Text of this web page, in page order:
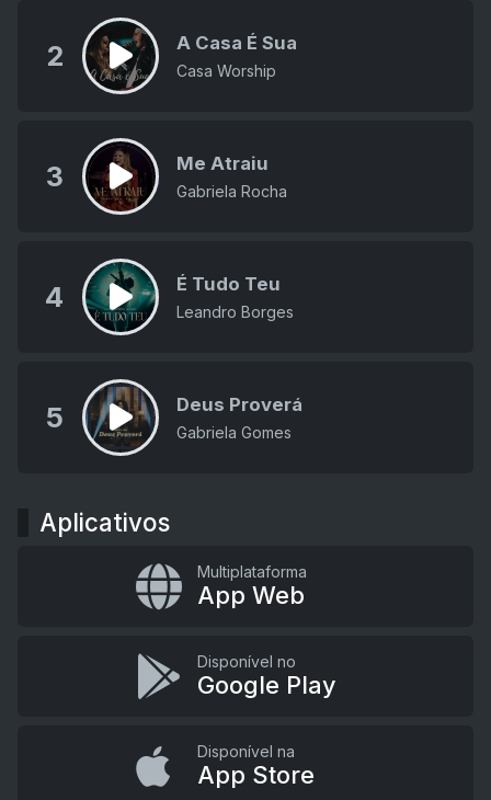
2 A Casa É Sua
Casa Worship
3 Me Atraiu
Gabriela Rocha
4 É Tudo Teu
Leandro Borges
5 Deus Proverá
Gabriela Gomes
Aplicativos
Multiplataforma
App Web
Disponível no
Google Play
Disponível na
App Store